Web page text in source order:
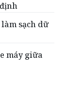
sạch dữ
máy giữa